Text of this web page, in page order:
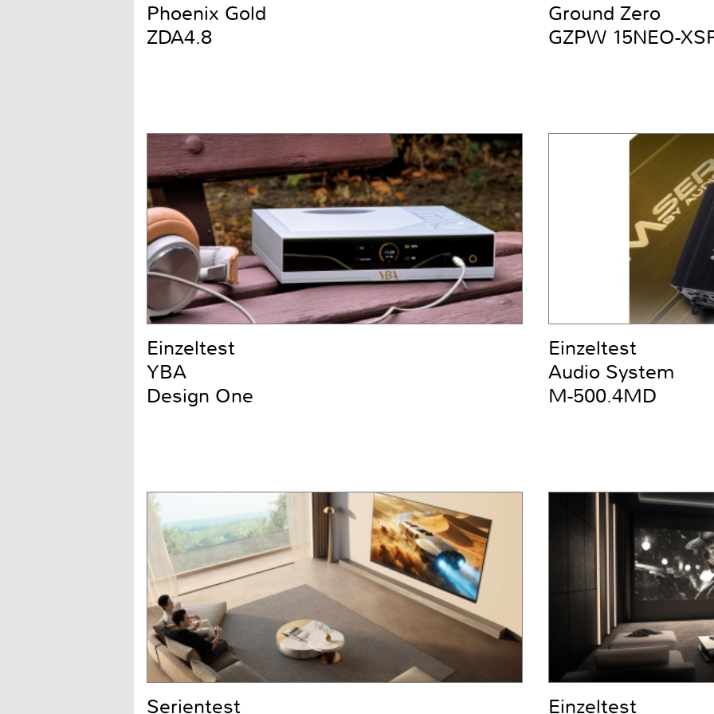
Phoenix Gold
ZDA4.8
Ground Zero
GZPW 15NEO-
Einzeltest
YBA
Design One
Einzeltest
Audio System
M-500.4MD
Serientest Einzeltest